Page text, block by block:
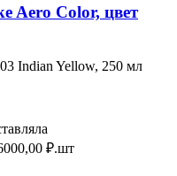
Aero Color, цвет
Indian Yellow, 250 мл
₽.шт